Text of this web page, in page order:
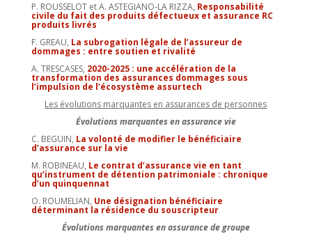
P. ROUSSELOT et A. ASTEGIANO-LA RIZZA, Responsabilité
civile du fait des produits défectueux et assurance RC
produits livrés
F. GREAU, La subrogation légale de l’assureur de
dommages : entre soutien et rivalité
A. TRESCASES, 2020-2025 : une accélération de la
transformation des assurances dommages sous
l’impulsion de l’écosystème assurtech
Les évolutions marquantes en assurances de personnes
Évolutions marquantes en assurance vie
C. BEGUIN, La volonté de modifier le bénéficiaire
d’assurance sur la vie
M. ROBINEAU, Le contrat d’assurance vie en tant
qu’instrument de détention patrimoniale : chronique
d’un quinquennat
O. ROUMELIAN, Une désignation bénéficiaire
déterminant la résidence du souscripteur
Évolutions marquantes en assurance de groupe